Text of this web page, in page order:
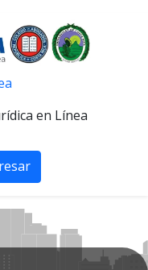
en Línea